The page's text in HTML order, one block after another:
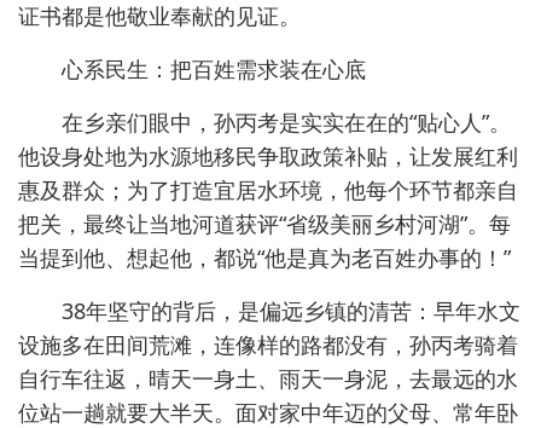
证书都是他敬业奉献的见证。
心系民生：把百姓需求装在心底
在乡亲们眼中，孙丙考是实实在在的“贴心人”。
他设身处地为水源地移民争取政策补贴，让发展红利
惠及群众；为了打造宜居水环境，他每个环节都亲自
把关，最终让当地河道获评“省级美丽乡村河湖”。每
当提到他、想起他，都说“他是真为老百姓办事的！”
38年坚守的背后，是偏远乡镇的清苦：早年水文
设施多在田间荒滩，连像样的路都没有，孙丙考骑着
自行车往返，晴天一身土、雨天一身泥，去最远的水
位站一趟就要大半天。面对家中年迈的父母、常年卧